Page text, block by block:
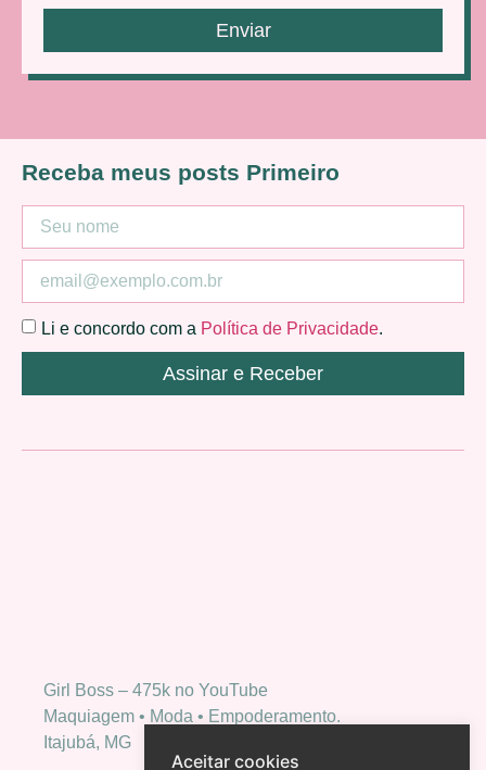
Enviar
Girl Boss – 475k no YouTube
Maquiagem • Moda • Empoderamento.
Itajubá, MG
Receba meus posts Primeiro
Li e concordo com a Política de Privacidade
Assinar e Receber
Aceitar cookies